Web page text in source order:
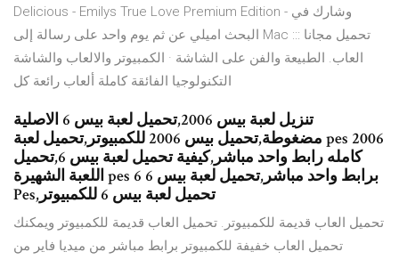
Delicious - Emilys True Love Premium Edition - وشارك في
البحث اميلي عن ثم يوم واحد على رسالة إلى Mac ::: تحميل مجانا
العاب. الطبيعة والفن على الشاشة · الكمبيوتر والالعاب والشاشة
التكنولوجيا الفائقة كاملة ألعاب رائعة كل
تنزيل لعبة بيس 2006,تحميل لعبة بيس 6 الاصلية
مضغوطة,تحميل بيس 2006 للكمبيوتر,تحميل لعبة pes 2006
كامله رابط واحد مباشر,كيفية تحميل لعبة بيس 6,تحميل
اللعبة الشهيرة pes 6 برابط واحد مباشر,تحميل لعبة بيس 6
Pes,تحميل لعبة بيس 6 للكمبيوتر
تحميل العاب قديمة للكمبيوتر. تحميل العاب قديمة للكمبيوتر ويمكنك
تحميل العاب خفيفة للكمبيوتر برابط مباشر من ميديا فاير من